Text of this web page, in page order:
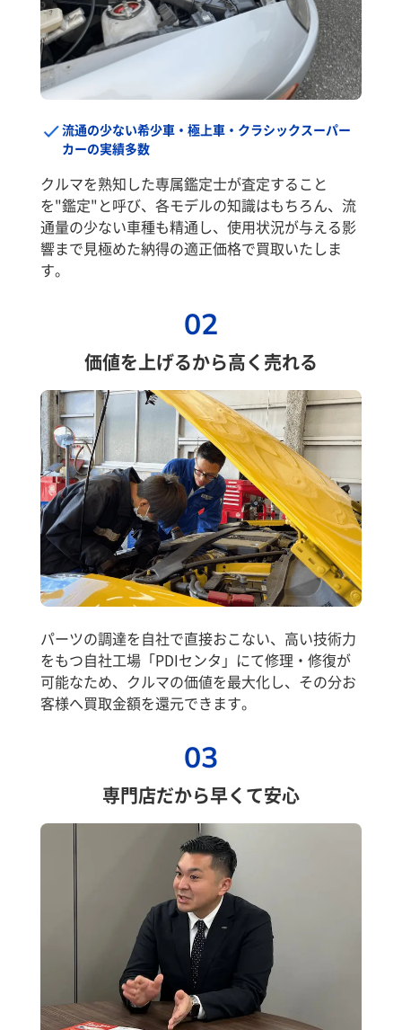
流通の少ない希少車・極上車・クラシックスーパー
カーの実績多数
クルマを熟知した専属鑑定士が査定すること
を"鑑定"と呼び、各モデルの知識はもちろん、流
通量の少ない車種も精通し、使用状況が与える影
響まで見極めた納得の適正価格で買取いたしま
す。
02
価値を上げるから高く売れる
パーツの調達を自社で直接おこない、高い技術力
をもつ自社工場「PDIセンタ」にて修理・修復が
可能なため、クルマの価値を最大化し、その分お
客様へ買取金額を還元できます。
03
専門店だから早くて安心